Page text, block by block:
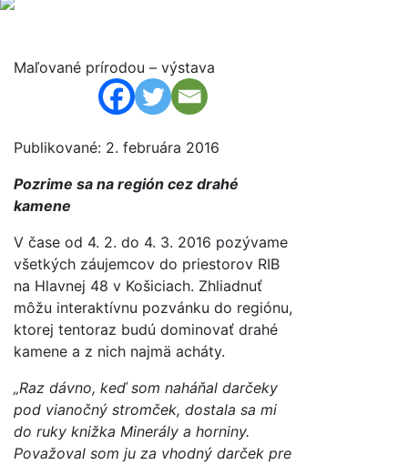
Maľované prírodou – výstava
Publikované: 2. februára 2016
Pozrime sa na región cez drahé
kamene
V čase od 4. 2. do 4. 3. 2016 pozývame
všetkých záujemcov do priestorov RIB
na Hlavnej 48 v Košiciach. Zhliadnuť
môžu interaktívnu pozvánku do regiónu,
ktorej tentoraz budú dominovať drahé
kamene a z nich najmä acháty.
„Raz dávno, keď som naháňal darčeky
pod vianočný stromček, dostala sa mi
do ruky knižka Minerály a horniny.
Považoval som ju za vhodný darček pre